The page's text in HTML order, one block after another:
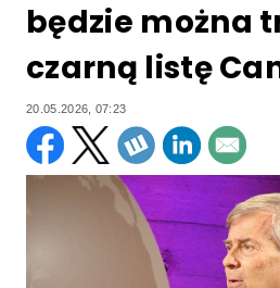
będzie można
czarną listę
20.05.2026, 07:23